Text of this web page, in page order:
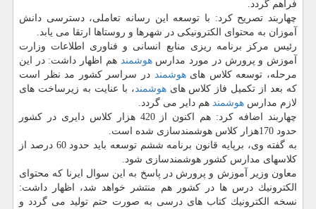
فراهم گردد.
چهاربند تصریح كرد: با توسعه این رسانه تعاملی، دسترسی دانش
آموزان به محتوای الكترونیكی در شهرها و روستاها ارتقا می یابد.
رئیس مركز برنامه ریزی منابع انسانی و فناوری اطلاعات وزارت
آموزش و پرورش در مورد مدارسهوشمند هم اظهار داشت: در این
مرحله، توسعه كلاس هایهوشمند در سراسر كشور مد نظر است
كه بعد از تكمیل فاز كلاس هایهوشمند ، با عنایت به زیرساخت های
لازم مدارس هوشمند هم دایر می گردد.
چهاربند اضافه كرد: هم اكنون از 420 هزار كلاس دایری در كشور
حدود 170هزار كلاس هوشمندسازی شده است.
به گفته وی، برپایه قانون برنامه ششم توسعه باید حدود 60 درصد از
كلاسهای مدارس كشور هوشمندسازی شود.
معاون وزیر آموزش و پرورش در پاسخ به این سوال ایرنا كه محتوای
الكترونیك درس ها در كشور هم منتشر خواهد شد، اظهار داشت:
نسخه الكترونیك كتاب های درسی به صورت حتم تولید می گردد و